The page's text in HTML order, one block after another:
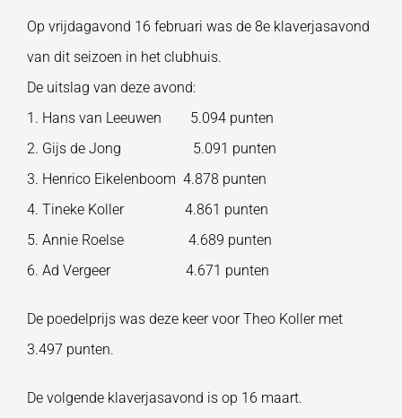
Op vrijdagavond 16 februari was de 8e klaverjasavond
van dit seizoen in het clubhuis.
De uitslag van deze avond:
1. Hans van Leeuwen 5.094 punten
2. Gijs de Jong 5.091 punten
3. Henrico Eikelenboom 4.878 punten
4. Tineke Koller 4.861 punten
5. Annie Roelse 4.689 punten
6. Ad Vergeer 4.671 punten
De poedelprijs was deze keer voor Theo Koller met
3.497 punten.
De volgende klaverjasavond is op 16 maart.